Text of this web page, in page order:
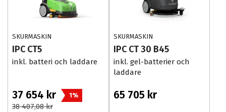
SKURMASKIN
IPC CT5
inkl. batteri och laddare
37 654 kr 1%
38 407,08 kr
SKURMASKIN
IPC CT 30 B45
inkl. gel-batterier och
laddare
65 705 kr